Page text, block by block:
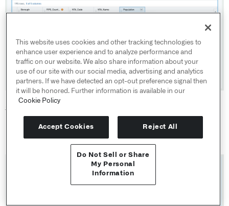
Send feedback
複数の列を同時に移動するには、Shift キーを押しながら列
を選択します。
Configure
パネルを使用して、複数の列を
This website uses cookies and other tracking technologies to
enhance user experience and to analyze performance and
traffic on our website. We also share information about your
use of our site with our social media, advertising and analytics
partners. If we have detected an opt-out preference signal then
it will be honored. Further information is available in our
Cookie Policy
Accept Cookies Reject All
Do Not Sell or Share
My Personal
Information